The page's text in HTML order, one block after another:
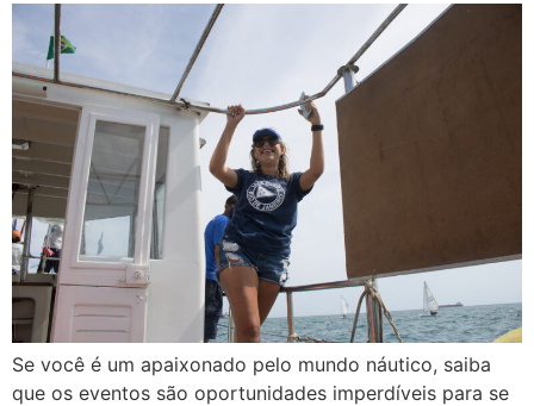
Se você é um apaixonado pelo mundo náutico, saiba
que os eventos são oportunidades imperdíveis para se